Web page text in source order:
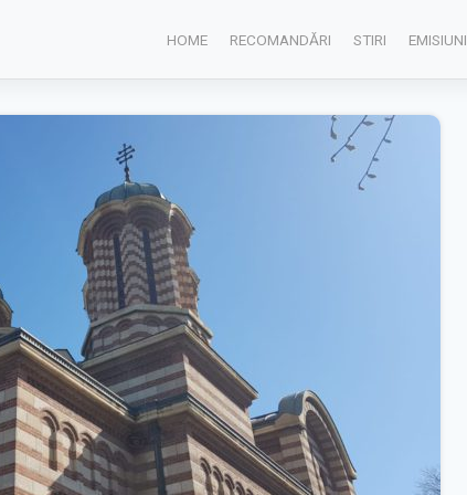
HOME RECOMANDĂRI STIRI EMISIUNI